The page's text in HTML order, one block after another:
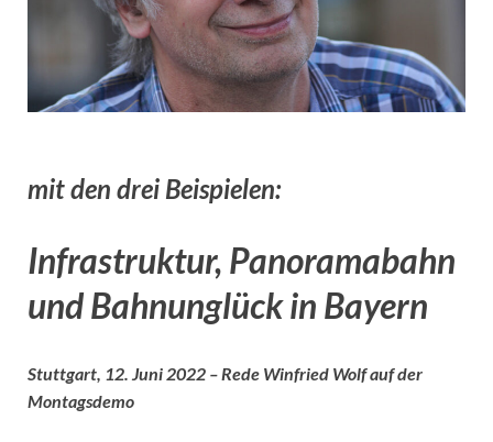
mit den drei Beispielen:
Infrastruktur, Panoramabahn
und Bahnunglück in Bayern
Stuttgart, 12. Juni 2022 – Rede Winfried Wolf auf der
Montagsdemo